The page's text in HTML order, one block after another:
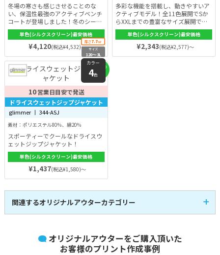
冬場の寒さも感じさせることのな
い、保温性最強のアクティブベンチ
コートが登場しました！冬のシーズ
ンの部活動やスポーツなどにも最適
で身体を暖かく守ってくれます。ま
た高い衿で風をシャットアウトで
き、裾にあるスリットと留め具で、
動きやすさ重視しているので、様々
なスポーツシーンにご利用ができま
す。
単色(シルクスクリーン)最安価格
¥4,120(税込¥4,532)～
多彩な機能を搭載し、動きやすいア
クティブモデル！全11色展開でSか
らXXLまでの豊富なサイズ展開でメ
ンズ・レディース共に格好良く着こ
なせます！
単色(シルクスクリーン)最安価格
¥2,343(税込¥2,577)～
お見積り
専用
厚さ7.7oz
サイズ
120〜3L
カラー
4色
10営業日目安で発送
ドライスウェットジップジャケット
glimmer 丨 344-ASJ
素材：ポリエステル80％、綿20％
スポーティーでクールなドライスウ
ェットジップジャケット！
単色(シルクスクリーン)最安価格
¥1,437(税込¥1,580)～
関連するオリジナルアウターカテゴリー
1 商品
オリジナルアウターをご購入頂いた
お客様のプリント作成事例